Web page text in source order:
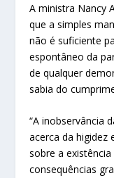
A ministra Nancy
que a simples
não é suficiente
espontâneo da
de qualquer
sabia do
“A inobservância
acerca da higidez
sobre a
consequências